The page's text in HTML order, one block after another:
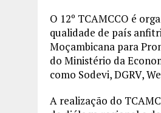
O 12º TCAMCCO é
qualidade de país
Moçambicana para
do Ministério da
como Sodevi, DGRV,
A realização do